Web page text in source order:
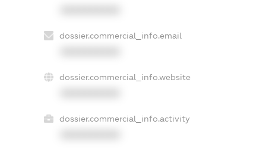
dossier.commercial_info.email
dossier.commercial_info.website
dossier.commercial_info.activity